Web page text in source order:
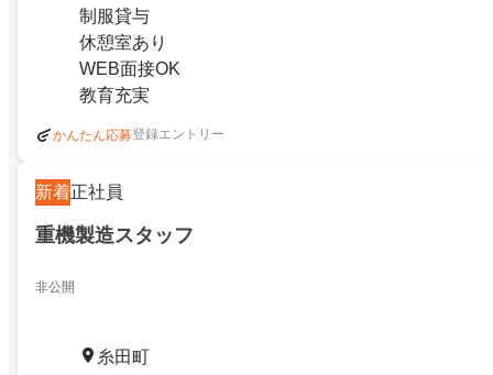
制服貸与
休憩室あり
WEB面接OK
教育充実
かんたん応募登録エントリー
新着正社員
重機製造スタッフ
非公開
糸田町